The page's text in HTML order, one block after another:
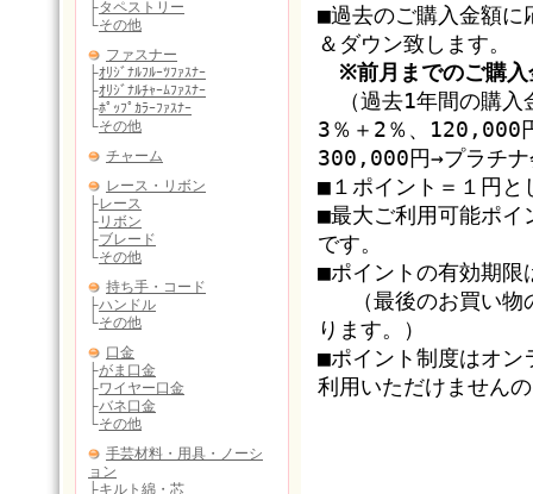
■過去のご購入金額に
＆ダウン致します。
※前月までのご購
（過去1年間の購入
3％＋2％、120,000
300,000円→プラチナ
■１ポイント＝１円と
■最大ご利用可能ポイ
です。
■ポイントの有効期限
（最後のお買い物
ります。）
■ポイント制度はオ
利用いただけません